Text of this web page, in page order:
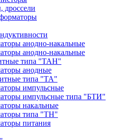
дроссели
анодно-накальные
анодно-накальные
типа "ТАН"
анодные
типа "ТА"
импульсные
импульсные типа "БТИ"
накальные
типа "ТН"
питания